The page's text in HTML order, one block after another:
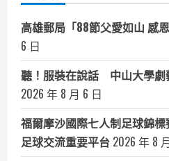
高雄郵局「88節父愛如山 感
6 日
聽！服裝在說話 中山大學劇
2026 年 8 月 6 日
福爾摩沙國際七人制足球錦
足球交流重要平台 2026 年 8